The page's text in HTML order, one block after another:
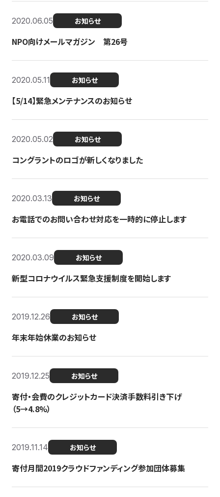
2020.06.05 お知らせ
NPO向けメールマガジン 第26号
2020.05.11 お知らせ
【5/14】緊急メンテナンスのお知らせ
2020.05.02 お知らせ
コングラントのロゴが新しくなりました
2020.03.13 お知らせ
お電話でのお問い合わせ対応を一時的に停止します
2020.03.09 お知らせ
新型コロナウイルス緊急支援制度を開始します
2019.12.26 お知らせ
年末年始休業のお知らせ
2019.12.25 お知らせ
寄付・会費のクレジットカード決済手数料引き下げ
（5→4.8%）
2019.11.14 お知らせ
寄付月間2019クラウドファンディング参加団体募集